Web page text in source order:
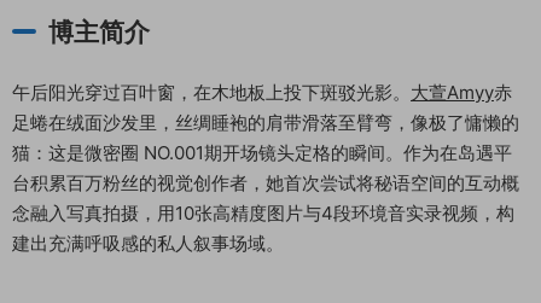
博主简介
午后阳光穿过百叶窗，在木地板上投下斑驳光影。 大萱Amyy赤
足蜷在绒面沙发里，丝绸睡袍的肩带滑落至臂弯，像极了慵懒的
猫：这是微密圈 NO.001期开场镜头定格的瞬间。作为在岛遇平
台积累百万粉丝的视觉创作者，她首次尝试将秘语空间的互动概
念融入写真拍摄，用10张高精度图片与4段环境音实录视频，构
建出充满呼吸感的私人叙事场域。